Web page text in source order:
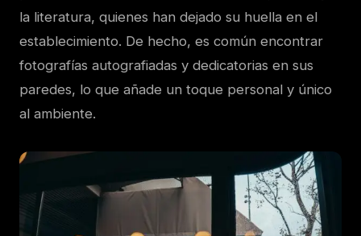
la literatura, quienes han dejado su huella en el
establecimiento. De hecho, es común encontrar
fotografías autografiadas y dedicatorias en sus
paredes, lo que añade un toque personal y único
al ambiente.